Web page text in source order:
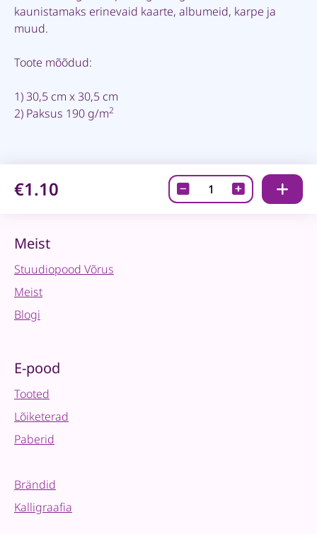
kaunistamaks erinevaid kaarte, albumeid, karpe ja
muud.
Toote mõõdud:
1) 30,5 cm x 30,5 cm
2) Paksus 190 g/m2
€1.10
Disainpaber-
House
Meist
Stuudiopood Võrus
Meist
Blogi
E-pood
Tooted
Lõiketerad
Paberid
Brändid
Kalligraafia